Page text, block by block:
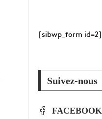
[sibwp_form id=2]
Suivez-nous
FACEBOOK